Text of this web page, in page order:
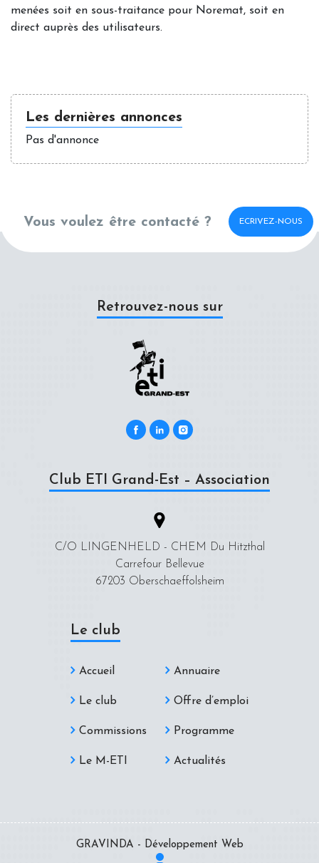
menées soit en sous-traitance pour Noremat, soit en
direct auprès des utilisateurs.
Les dernières annonces
Pas d'annonce
Vous voulez être contacté ? ECRIVEZ-NOUS
Retrouvez-nous sur
Club ETI Grand-Est – Association
C/O LINGENHELD - CHEM Du Hitzthal
Carrefour Bellevue
67203 Oberschaeffolsheim
Le club
Accueil
Le club
Commissions
Le M-ETI
Annuaire
Offre d’emploi
Programme
Actualités
GRAVINDA - Développement Web